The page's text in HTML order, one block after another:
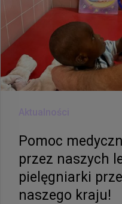
naszych
lekarzy
pielęgniarki
przekracza
kraju!Pomoc
przez naszych
pielęgniarki
naszego kraju!